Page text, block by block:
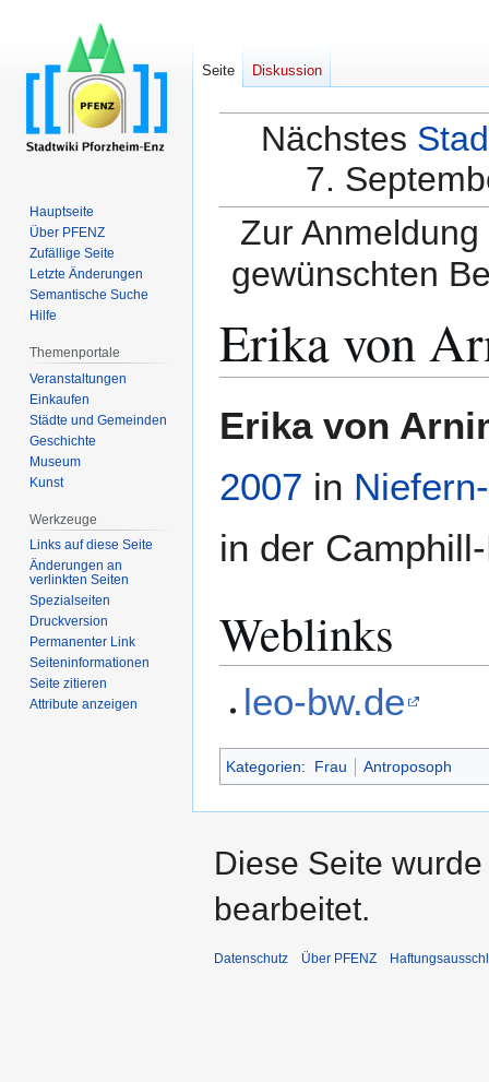
Nächstes
7.
Zur
gewünschten
Erika von
Navigation
Suche
Erika von
2007 in
in der
Weblinks
leo-bw.de
Kategorien: Frau Antroposoph
Seite Diskussion
Hauptseite
Über PFENZ
Zufällige Seite
Letzte Änderungen
Semantische Suche
Hilfe
Themenportale
Veranstaltungen
Einkaufen
Städte und Gemeinden
Geschichte
Museum
Kunst
Werkzeuge
Links auf diese Seite
Änderungen an
verlinkten Seiten
Spezialseiten
Druckversion
Permanenter Link
Seiten­­informationen
Seite zitieren
Attribute anzeigen
Diese Seite
bearbeitet.
Datenschutz Über PFENZ